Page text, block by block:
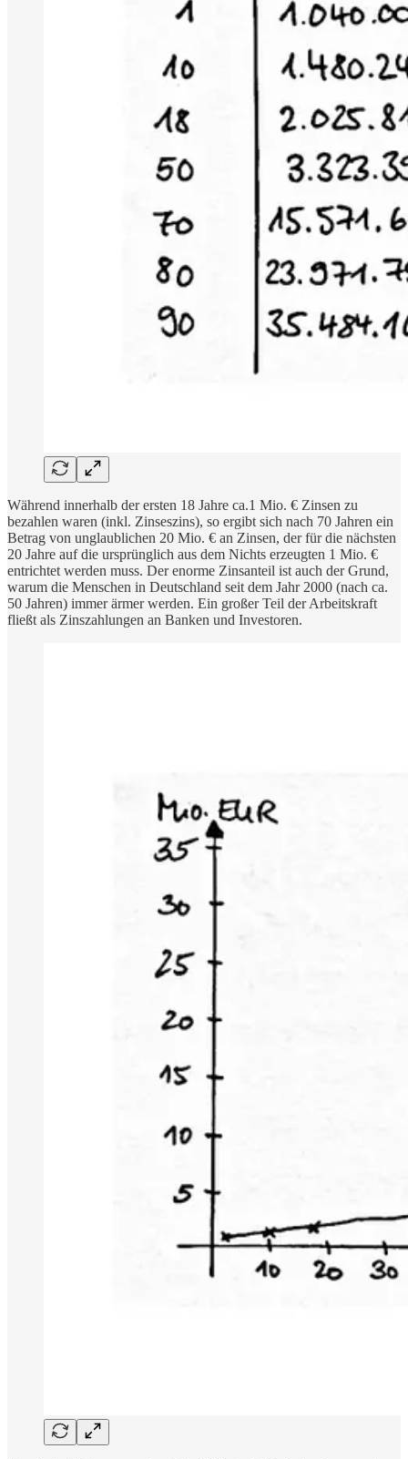
Während innerhalb der ersten 18 Jahre ca.1 Mio. € Zinsen zu
bezahlen waren (inkl. Zinseszins), so ergibt sich nach 70 Jahren ein
Betrag von unglaublichen 20 Mio. € an Zinsen, der für die nächsten
20 Jahre auf die ursprünglich aus dem Nichts erzeugten 1 Mio. €
entrichtet werden muss. Der enorme Zinsanteil ist auch der Grund,
warum die Menschen in Deutschland seit dem Jahr 2000 (nach ca.
50 Jahren) immer ärmer werden. Ein großer Teil der Arbeitskraft
fließt als Zinszahlungen an Banken und Investoren.